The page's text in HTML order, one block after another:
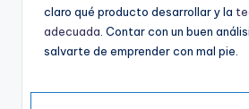
claro qué producto desarrollar y la
adecuada. Contar con un buen
salvarte de emprender con mal pie.